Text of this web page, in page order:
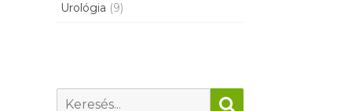
Urológia (9)